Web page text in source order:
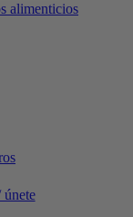
alimenticios